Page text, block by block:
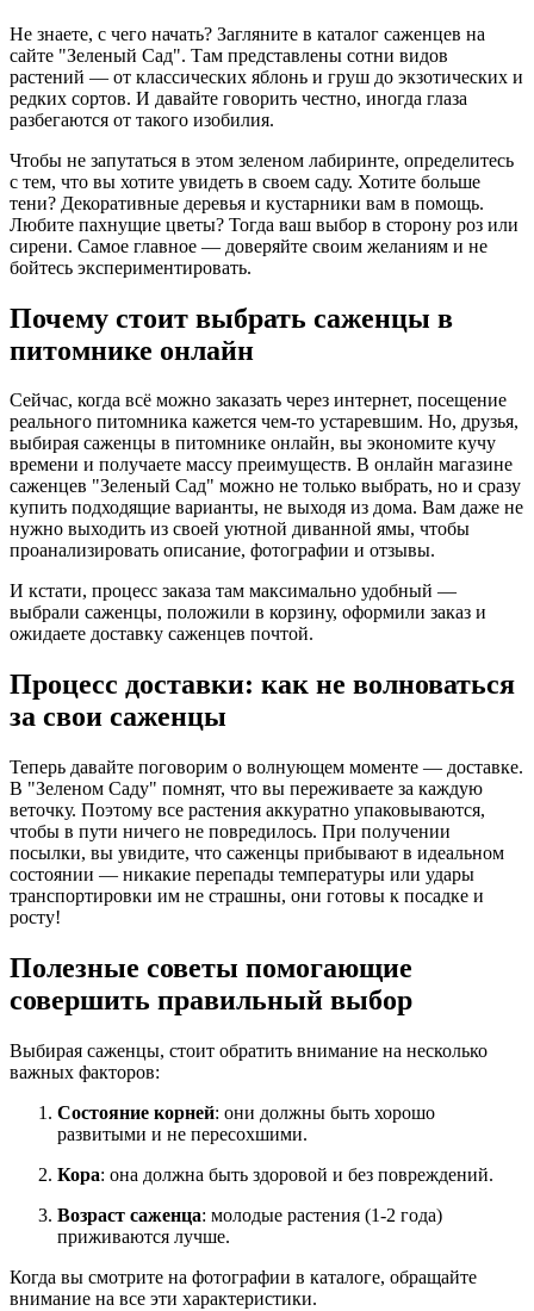
Не знаете, с чего начать? Загляните в каталог саженцев на
сайте "Зеленый Сад". Там представлены сотни видов
растений — от классических яблонь и груш до экзотических и
редких сортов. И давайте говорить честно, иногда глаза
разбегаются от такого изобилия.
Чтобы не запутаться в этом зеленом лабиринте, определитесь
с тем, что вы хотите увидеть в своем саду. Хотите больше
тени? Декоративные деревья и кустарники вам в помощь.
Любите пахнущие цветы? Тогда ваш выбор в сторону роз или
сирени. Самое главное — доверяйте своим желаниям и не
бойтесь экспериментировать.
Почему стоит выбрать саженцы в
питомнике онлайн
Сейчас, когда всё можно заказать через интернет, посещение
реального питомника кажется чем-то устаревшим. Но, друзья,
выбирая саженцы в питомнике онлайн, вы экономите кучу
времени и получаете массу преимуществ. В онлайн магазине
саженцев "Зеленый Сад" можно не только выбрать, но и сразу
купить подходящие варианты, не выходя из дома. Вам даже не
нужно выходить из своей уютной диванной ямы, чтобы
проанализировать описание, фотографии и отзывы.
И кстати, процесс заказа там максимально удобный —
выбрали саженцы, положили в корзину, оформили заказ и
ожидаете доставку саженцев почтой.
Процесс доставки: как не волноваться
за свои саженцы
Теперь давайте поговорим о волнующем моменте — доставке.
В "Зеленом Саду" помнят, что вы переживаете за каждую
веточку. Поэтому все растения аккуратно упаковываются,
чтобы в пути ничего не повредилось. При получении
посылки, вы увидите, что саженцы прибывают в идеальном
состоянии — никакие перепады температуры или удары
транспортировки им не страшны, они готовы к посадке и
росту!
Полезные советы помогающие
совершить правильный выбор
Выбирая саженцы, стоит обратить внимание на несколько
важных факторов:
Состояние корней: они должны быть хорошо
развитыми и не пересохшими.
Кора: она должна быть здоровой и без повреждений.
Возраст саженца: молодые растения (1-2 года)
приживаются лучше.
Когда вы смотрите на фотографии в каталоге, обращайте
внимание на все эти характеристики.